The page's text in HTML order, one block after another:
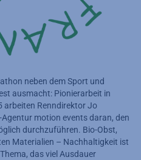
neben dem Sport und
ausmacht: Pionierarbeit in
arbeiten Renndirektor Jo
motion events daran, den
durchzuführen. Bio-Obst,
Materialien – Nachhaltigkeit ist
das viel Ausdauer